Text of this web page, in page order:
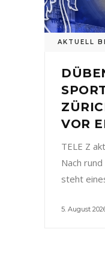
AKTUELL
VOR
TELE Z
Nach
steht
5. August